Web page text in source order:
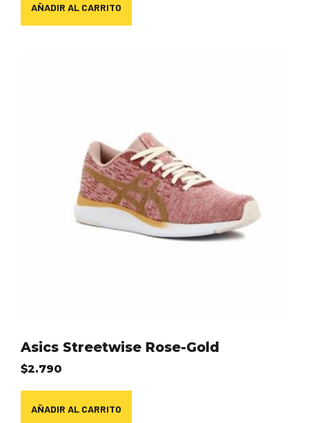
AÑADIR AL CARRITO
Asics Streetwise Rose-Gold
$2.790
AÑADIR AL CARRITO